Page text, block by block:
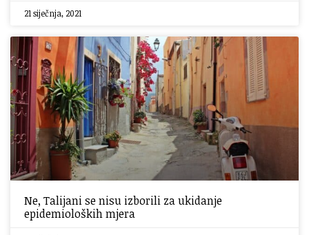
21 siječnja, 2021
Ne, Talijani se nisu izborili za ukidanje
epidemioloških mjera